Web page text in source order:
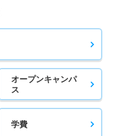
オープンキャンパ
ス
学費